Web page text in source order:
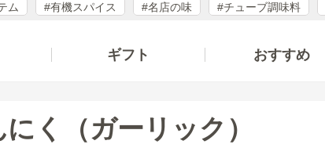
ム #有機スパイス #名店の味 #チューブ調味料
ギフト おすすめ
にく（ガーリック）